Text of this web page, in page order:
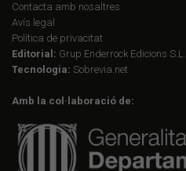
Contacta amb nosaltres
Avís legal
Política de privacitat
Editorial: Grup Enderrock Edicions S.L.
Tecnologia: Sobrevia.net
Amb la col·laboració de: